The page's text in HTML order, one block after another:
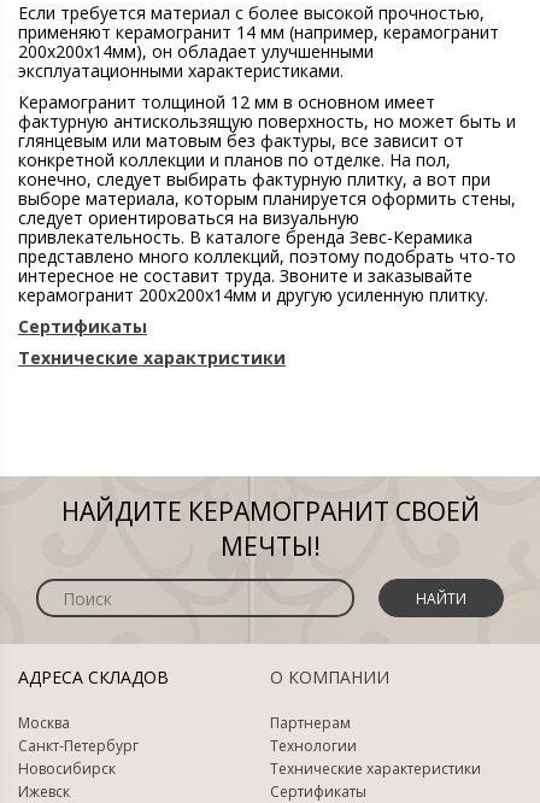
Если требуется материал с более высокой прочностью,
применяют керамогранит 14 мм (например, керамогранит
200х200х14мм), он обладает улучшенными
эксплуатационными характеристиками.
Керамогранит толщиной 12 мм в основном имеет
фактурную антискользящую поверхность, но может быть и
глянцевым или матовым без фактуры, все зависит от
конкретной коллекции и планов по отделке. На пол,
конечно, следует выбирать фактурную плитку, а вот при
выборе материала, которым планируется оформить стены,
следует ориентироваться на визуальную
привлекательность. В каталоге бренда Зевс-Керамика
представлено много коллекций, поэтому подобрать что-то
интересное не составит труда. Звоните и заказывайте
керамогранит 200х200х14мм и другую усиленную плитку.
Сертификаты
Технические характристики
НАЙДИТЕ КЕРАМОГРАНИТ СВОЕЙ
МЕЧТЫ!
НАЙТИ
АДРЕСА СКЛАДОВ
Москва
Санкт-Петербург
Новосибирск
Ижевск
О КОМПАНИИ
Партнерам
Технологии
Технические характеристики
Сертификаты